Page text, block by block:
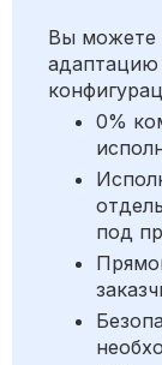
Вы можете
адаптацию
0%
под